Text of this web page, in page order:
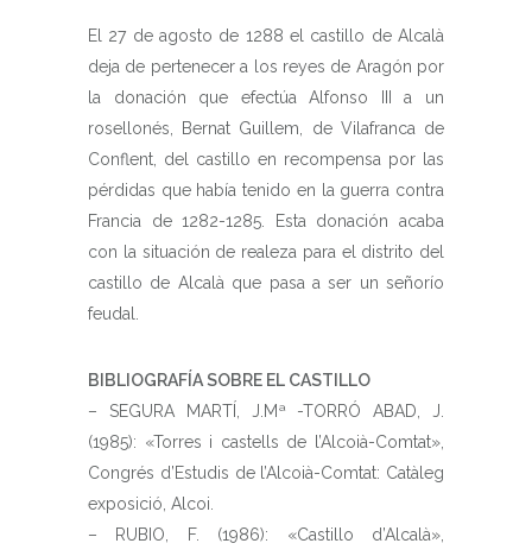
El 27 de agosto de 1288 el castillo de Alcalà
deja de pertenecer a los reyes de Aragón por
la donación que efectúa Alfonso III a un
rosellonés, Bernat Guillem, de Vilafranca de
Conflent, del castillo en recompensa por las
pérdidas que había tenido en la guerra contra
Francia de 1282-1285. Esta donación acaba
con la situación de realeza para el distrito del
castillo de Alcalà que pasa a ser un señorío
feudal.
BIBLIOGRAFÍA SOBRE EL CASTILLO
– SEGURA MARTÍ, J.Mª -TORRÓ ABAD, J.
(1985): «Torres i castells de l’Alcoià-Comtat»,
Congrés d’Estudis de l’Alcoià-Comtat: Catàleg
exposició, Alcoi.
– RUBIO, F. (1986): «Castillo d’Alcalà»,